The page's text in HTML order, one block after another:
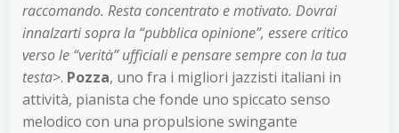
raccomando. Resta concentrato e motivato. Dovrai
innalzarti sopra la “pubblica opinione”, essere critico
verso le “verità” ufficiali e pensare sempre con la tua
testa>. Pozza, uno fra i migliori jazzisti italiani in
attività, pianista che fonde uno spiccato senso
melodico con una propulsione swingante